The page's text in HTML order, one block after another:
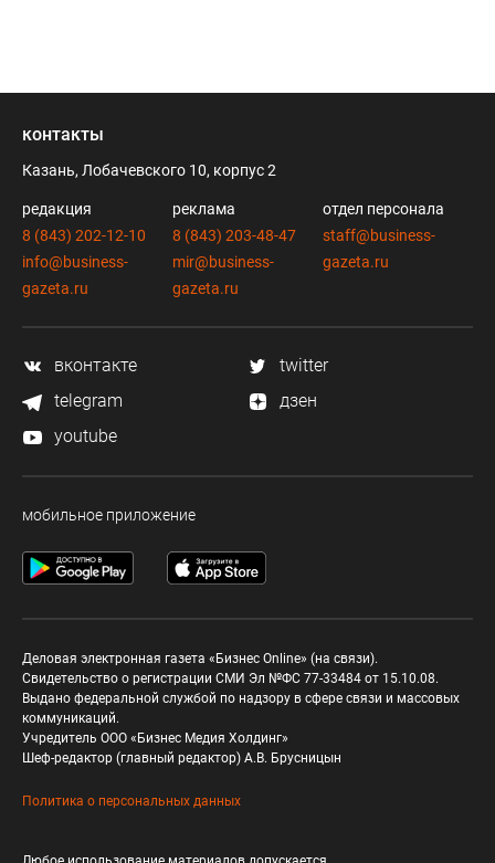
контакты
Казань, Лобачевского 10, корпус 2
редакция
8 (843) 202-12-10
info@business-
gazeta.ru
реклама
8 (843) 203-48-47
mir@business-
gazeta.ru
отдел персонала
staff@business-
gazeta.ru
вконтакте
twitter
telegram
дзен
youtube
мобильное приложение
Деловая электронная газета «Бизнес Online» (на связи).
Свидетельство о регистрации СМИ Эл №ФС 77-33484 от 15.10.08.
Выдано федеральной службой по надзору в сфере связи и массовых
коммуникаций.
Учредитель ООО «Бизнес Медия Холдинг»
Шеф-редактор (главный редактор) А.В. Брусницын
Политика о персональных данных